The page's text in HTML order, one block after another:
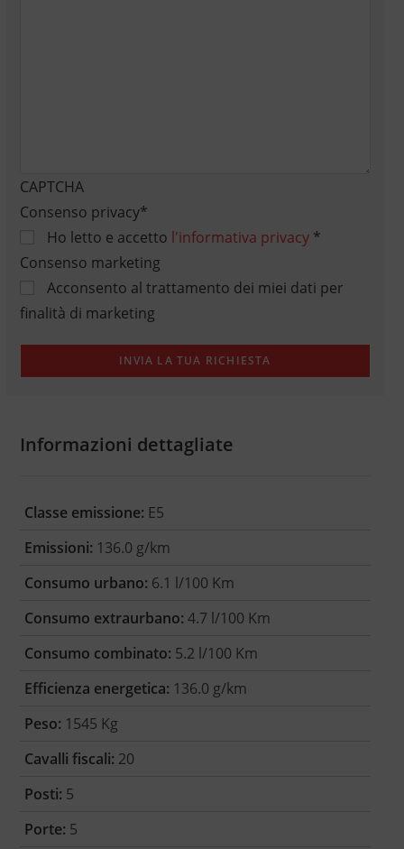
CAPTCHA
Consenso privacy*
Ho letto e accetto l'informativa privacy*
Consenso marketing
Acconsento al trattamento dei miei dati per
finalità di marketing
Informazioni dettagliate
Classe emissione: E5
Emissioni: 136.0 g/km
Consumo urbano: 6.1 l/100 Km
Consumo extraurbano: 4.7 l/100 Km
Consumo combinato: 5.2 l/100 Km
Efficienza energetica: 136.0 g/km
Peso: 1545 Kg
Cavalli fiscali: 20
Posti: 5
Porte: 5